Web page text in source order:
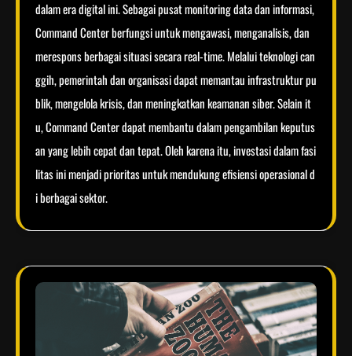
dalam era digital ini. Sebagai pusat monitoring data dan informasi,
Command Center berfungsi untuk mengawasi, menganalisis, dan
merespons berbagai situasi secara real-time. Melalui teknologi can
ggih, pemerintah dan organisasi dapat memantau infrastruktur pu
blik, mengelola krisis, dan meningkatkan keamanan siber. Selain it
u, Command Center dapat membantu dalam pengambilan keputus
an yang lebih cepat dan tepat. Oleh karena itu, investasi dalam fasi
litas ini menjadi prioritas untuk mendukung efisiensi operasional d
i berbagai sektor.